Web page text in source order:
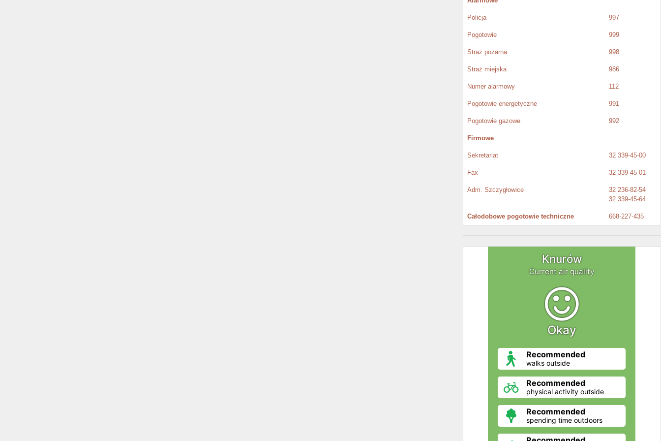
Policja 997
Pogotowie 999
Straż pożarna 998
Straż miejska 986
Numer alarmowy 112
Pogotowie energetyczne 991
Pogotowie gazowe 992
Firmowe
Sekretariat 32 339-45-00
Fax 32 339-45-01
Adm. Szczygłowice
32 236-82-54
32 339-45-64
Całodobowe pogotowie techniczne 668-227-435